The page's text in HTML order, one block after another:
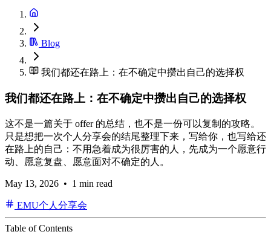
Blog
我们都还在路上：在不确定中攒出自己的选择权
我们都还在路上：在不确定中攒出自己的选择权
这不是一篇关于 offer 的总结，也不是一份可以复制的攻略。
只是想把一次个人分享会的结尾整理下来，写给你，也写给还
在路上的自己：不用急着成为很厉害的人，先成为一个愿意行
动、愿意复盘、愿意面对不确定的人。
May 13, 2026 • 1 min read
EMU个人分享会
Table of Contents